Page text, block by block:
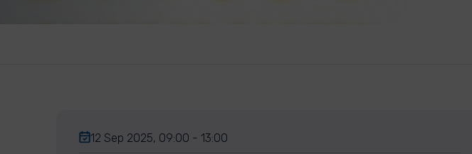
12 Sep 2025, 09:00 - 13:00